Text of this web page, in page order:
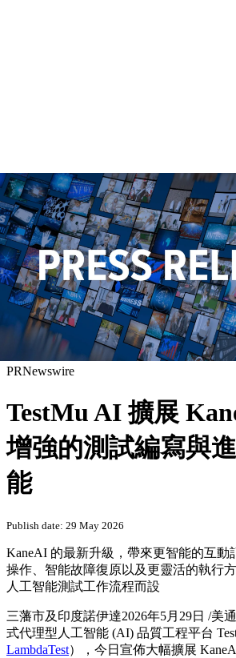
PRNewswire
TestMu AI 擴展
增強的測試編寫與
能
Publish date: 29 May 2026
KaneAI 的最新升級，帶來更智能的互動
操作、智能故障復原以及更靈活的執行
人工智能測試工作流程而設
三藩市及印度諾伊達2026年5月29日 /美
式代理型人工智能 (AI) 品質工程平台
LambdaTest），今日宣佈大幅擴展